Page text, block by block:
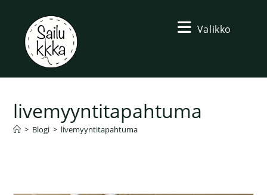
Valikko
livemyyntitapahtuma
> Blogi > livemyyntitapahtuma